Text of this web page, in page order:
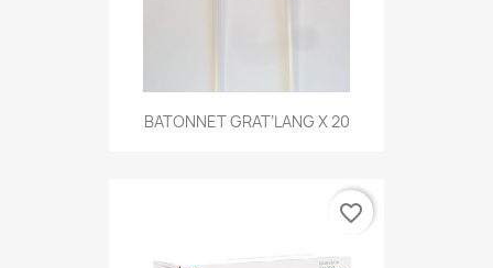
BATONNET GRAT’LANG X 20
favorite_border